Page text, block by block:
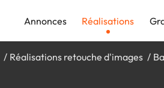
Annonces Réalisations
Réalisations retouche d'images